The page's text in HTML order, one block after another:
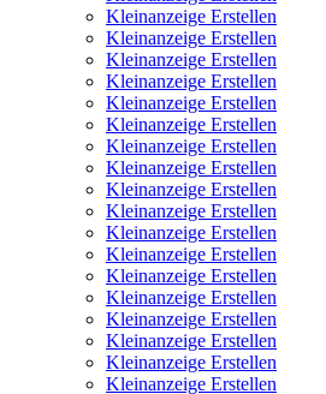
Kleinanzeige Erstellen
Kleinanzeige Erstellen
Kleinanzeige Erstellen
Kleinanzeige Erstellen
Kleinanzeige Erstellen
Kleinanzeige Erstellen
Kleinanzeige Erstellen
Kleinanzeige Erstellen
Kleinanzeige Erstellen
Kleinanzeige Erstellen
Kleinanzeige Erstellen
Kleinanzeige Erstellen
Kleinanzeige Erstellen
Kleinanzeige Erstellen
Kleinanzeige Erstellen
Kleinanzeige Erstellen
Kleinanzeige Erstellen
Kleinanzeige Erstellen